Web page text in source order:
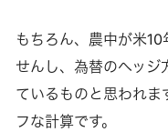
もちろん、農中が米
せんし、為替のヘッジ
ているものと思われま
フな計算です。